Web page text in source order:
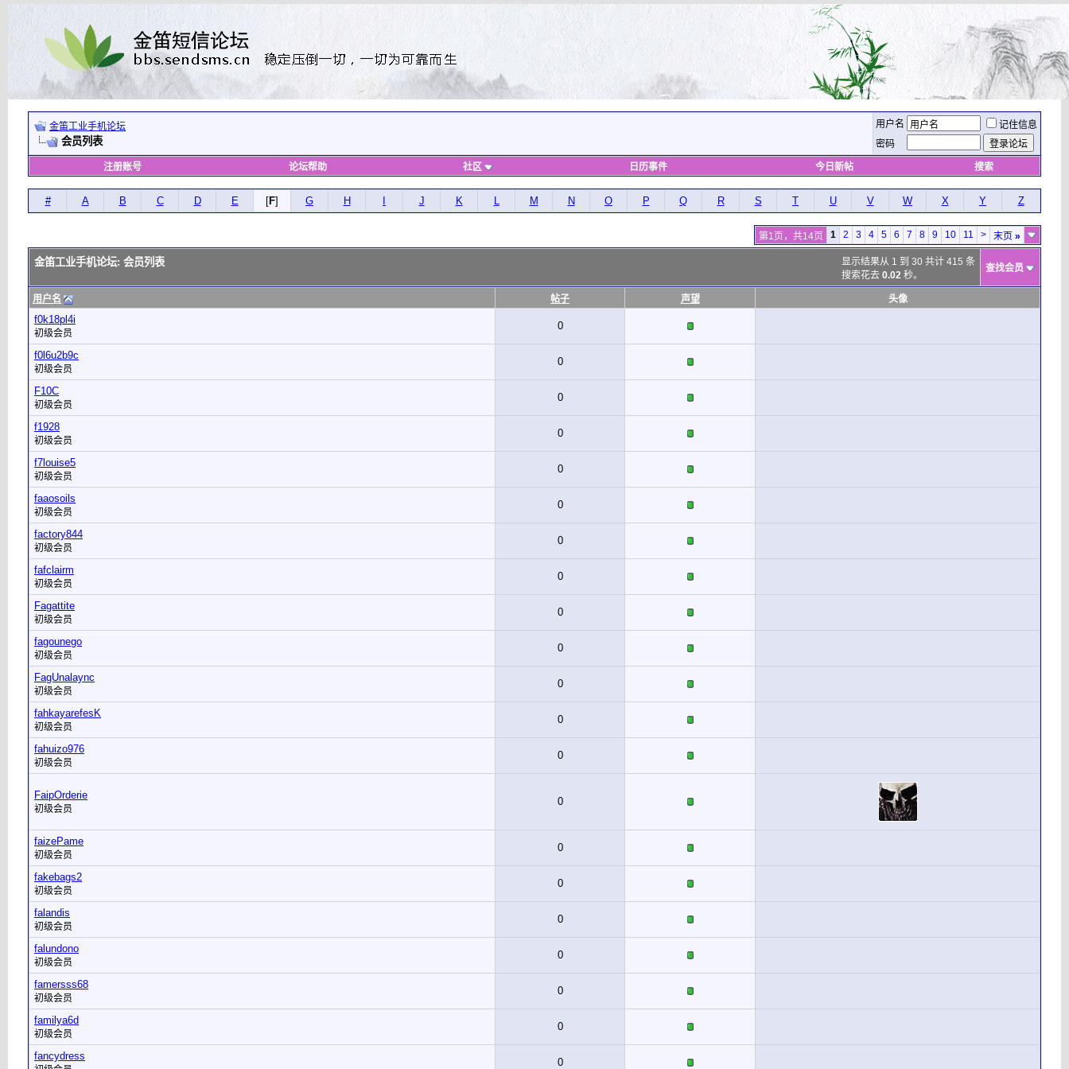
金笛工业手机论坛
会员列表
用户名
记住信息
密码
注册账号 论坛帮助 社区 日历事件 今日新帖 搜索
# A B C D E [F] G H J K L M N O P Q R S T U V W X Y Z
第1页，共14页 1 2 3 4 5 6 7 8 9 10 11 > 末页 »
显示结果从 1 到 30 共计 415 条
搜索花去 0.02 秒。
金笛工业手机论坛: 会员列表 查找会员
用户名 帖子 声望 头像
f0k18pl4i
初级会员
0
f0l6u2b9c
初级会员
0
F10C
初级会员
0
f1928
初级会员
0
f7louise5
初级会员
0
faaosoils
初级会员
0
factory844
初级会员
0
fafclairm
初级会员
0
Fagattite
初级会员
0
fagounego
初级会员
0
FagUnalaync
初级会员
0
fahkayarefesK
初级会员
0
fahuizo976
初级会员
0
FaipOrderie
初级会员
0
faizePame
初级会员
0
fakebags2
初级会员
0
falandis
初级会员
0
falundono
初级会员
0
famersss68
初级会员
0
familya6d
初级会员
0
fancydress
0